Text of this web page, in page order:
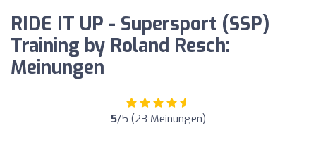
RIDE IT UP - Supersport (SSP)
Training by Roland Resch:
Meinungen
5/5 (23 Meinungen)